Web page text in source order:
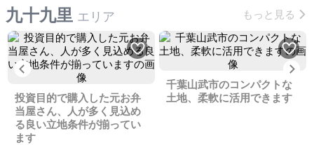
九十九里 エリア もっと見る
Previous
投資目的で購入した元お弁
当屋さん、人が多く見込め
る良い立地条件が揃ってい
ます
千葉山武市のコンパクトな
土地、柔軟に活用できます